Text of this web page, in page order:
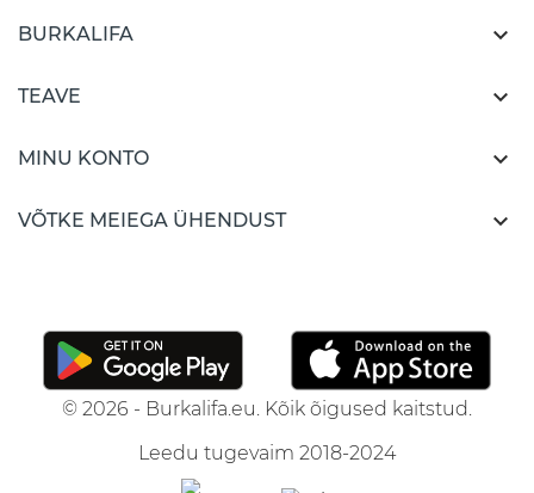
BURKALIFA 
TEAVE 
MINU KONTO 
VÕTKE MEIEGA ÜHENDUST 
© 2026 - Burkalifa.eu. Kõik õigused kaitstud.
Leedu tugevaim 2018-2024